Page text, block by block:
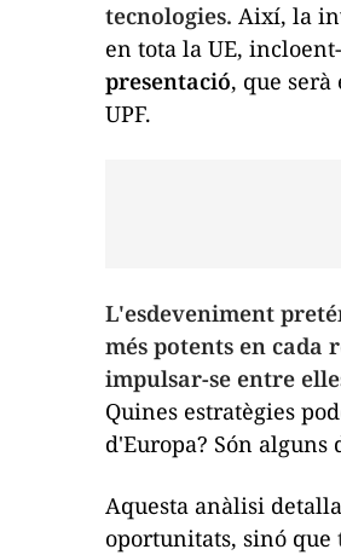
tecnologies. Així, la
en tota la UE,
presentació, que
UPF.
L'esdeveniment
més potents en
impulsar-se entre
Quines estratègies
d'Europa? Són
Aquesta anàlisi
oportunitats, sinó que